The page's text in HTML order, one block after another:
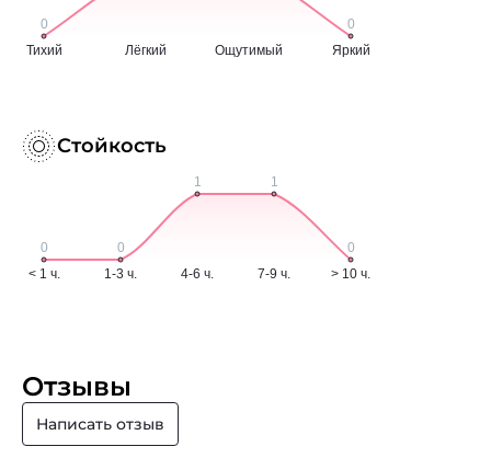
Стойкость
Отзывы
Написать отзыв